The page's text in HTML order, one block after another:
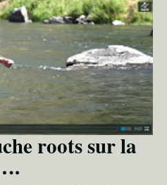
roots sur la